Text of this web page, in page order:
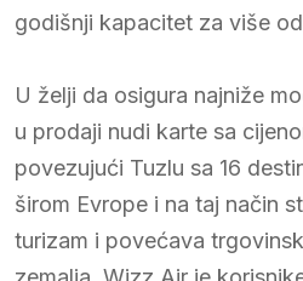
godišnji kapacitet za više
U želji da osigura najniže
u prodaji nudi karte sa
povezujući Tuzlu sa 16
širom Evrope i na taj način
turizam i povećava